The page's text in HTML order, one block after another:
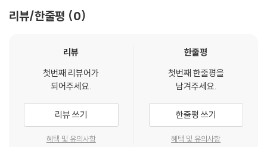
리뷰/한줄평 0
리뷰
첫번째 리뷰어가
되어주세요.
리뷰 쓰기
혜택 및 유의사항
한줄평
첫번째 한줄평을
남겨주세요.
한줄평 쓰기
혜택 및 유의사항